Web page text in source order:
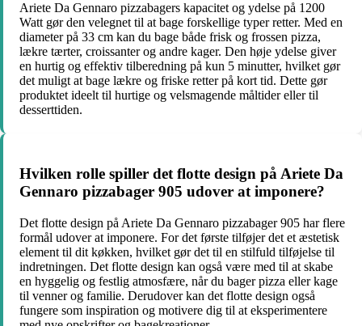
Ariete Da Gennaro pizzabagers kapacitet og ydelse på 1200
Watt gør den velegnet til at bage forskellige typer retter. Med en
diameter på 33 cm kan du bage både frisk og frossen pizza,
lækre tærter, croissanter og andre kager. Den høje ydelse giver
en hurtig og effektiv tilberedning på kun 5 minutter, hvilket gør
det muligt at bage lækre og friske retter på kort tid. Dette gør
produktet ideelt til hurtige og velsmagende måltider eller til
desserttiden.
Hvilken rolle spiller det flotte design på Ariete Da
Gennaro pizzabager 905 udover at imponere?
Det flotte design på Ariete Da Gennaro pizzabager 905 har flere
formål udover at imponere. For det første tilføjer det et æstetisk
element til dit køkken, hvilket gør det til en stilfuld tilføjelse til
indretningen. Det flotte design kan også være med til at skabe
en hyggelig og festlig atmosfære, når du bager pizza eller kage
til venner og familie. Derudover kan det flotte design også
fungere som inspiration og motivere dig til at eksperimentere